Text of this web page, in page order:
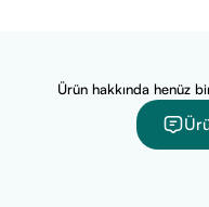
Ürün hakkında henüz